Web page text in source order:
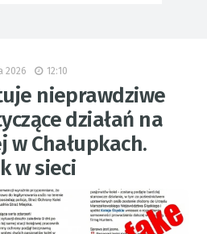
2026 12:10
nieprawdziwe
działań na
Chałupkach.
w sieci